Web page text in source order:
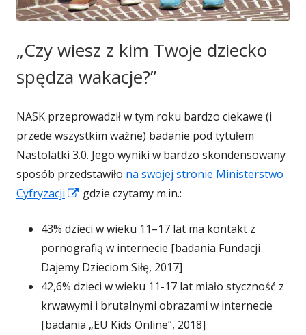
„Czy wiesz z kim Twoje dziecko
spędza wakacje?”
NASK przeprowadził w tym roku bardzo ciekawe (i
przede wszystkim ważne) badanie pod tytułem
Nastolatki 3.0. Jego wyniki w bardzo skondensowany
sposób przedstawiło na swojej stronie Ministerstwo
Cyfryzacji
Strona
się
w
nowym
oknie
gdzie czytamy m.in.:
43% dzieci w wieku 11–17 lat ma kontakt z
pornografią w internecie [badania Fundacji
Dajemy Dzieciom Siłę, 2017]
42,6% dzieci w wieku 11-17 lat miało styczność z
krwawymi i brutalnymi obrazami w internecie
[badania „EU Kids Online”, 2018]